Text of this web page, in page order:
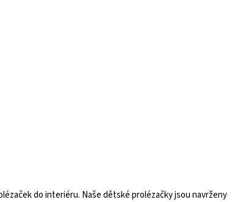
do interiéru. Naše dětské prolézačky jsou navrženy